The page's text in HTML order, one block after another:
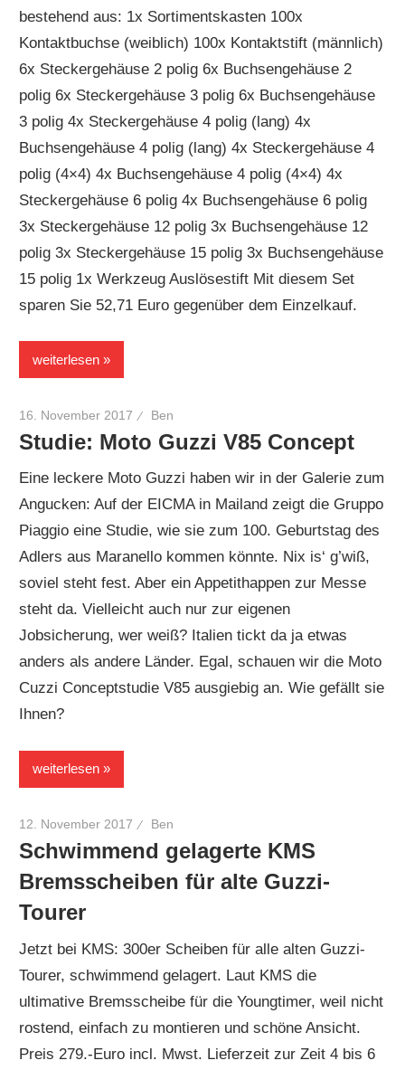
bestehend aus: 1x Sortimentskasten 100x
Kontaktbuchse (weiblich) 100x Kontaktstift (männlich)
6x Steckergehäuse 2 polig 6x Buchsengehäuse 2
polig 6x Steckergehäuse 3 polig 6x Buchsengehäuse
3 polig 4x Steckergehäuse 4 polig (lang) 4x
Buchsengehäuse 4 polig (lang) 4x Steckergehäuse 4
polig (4×4) 4x Buchsengehäuse 4 polig (4×4) 4x
Steckergehäuse 6 polig 4x Buchsengehäuse 6 polig
3x Steckergehäuse 12 polig 3x Buchsengehäuse 12
polig 3x Steckergehäuse 15 polig 3x Buchsengehäuse
15 polig 1x Werkzeug Auslösestift Mit diesem Set
sparen Sie 52,71 Euro gegenüber dem Einzelkauf.
weiterlesen
16. November 2017 Ben
Studie: Moto Guzzi V85 Concept
Eine leckere Moto Guzzi haben wir in der Galerie zum
Angucken: Auf der EICMA in Mailand zeigt die Gruppo
Piaggio eine Studie, wie sie zum 100. Geburtstag des
Adlers aus Maranello kommen könnte. Nix is‘ g’wiß,
soviel steht fest. Aber ein Appetithappen zur Messe
steht da. Vielleicht auch nur zur eigenen
Jobsicherung, wer weiß? Italien tickt da ja etwas
anders als andere Länder. Egal, schauen wir die Moto
Cuzzi Conceptstudie V85 ausgiebig an. Wie gefällt sie
Ihnen?
weiterlesen
12. November 2017 Ben
Schwimmend gelagerte KMS
Bremsscheiben für alte Guzzi-
Tourer
Jetzt bei KMS: 300er Scheiben für alle alten Guzzi-
Tourer, schwimmend gelagert. Laut KMS die
ultimative Bremsscheibe für die Youngtimer, weil nicht
rostend, einfach zu montieren und schöne Ansicht.
Preis 279.-Euro incl. Mwst. Lieferzeit zur Zeit 4 bis 6